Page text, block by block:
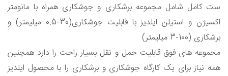
ست کامل شامل مجموعه برشکاری و جوشکاری همراه با مانومتر
اکسیژن و استیلن ایلدیز با قابلیت جوشکاری(30-0.5 میلیمتر) و
برشکاری (100-3 میلیمتر)
مجموعه های فوق قابلیت حمل و نقل بسیار راحت را دارد همچنین
همه نیاز برای یک کارگاه جوشکاری و برشکاری را با محصول ایلدیز